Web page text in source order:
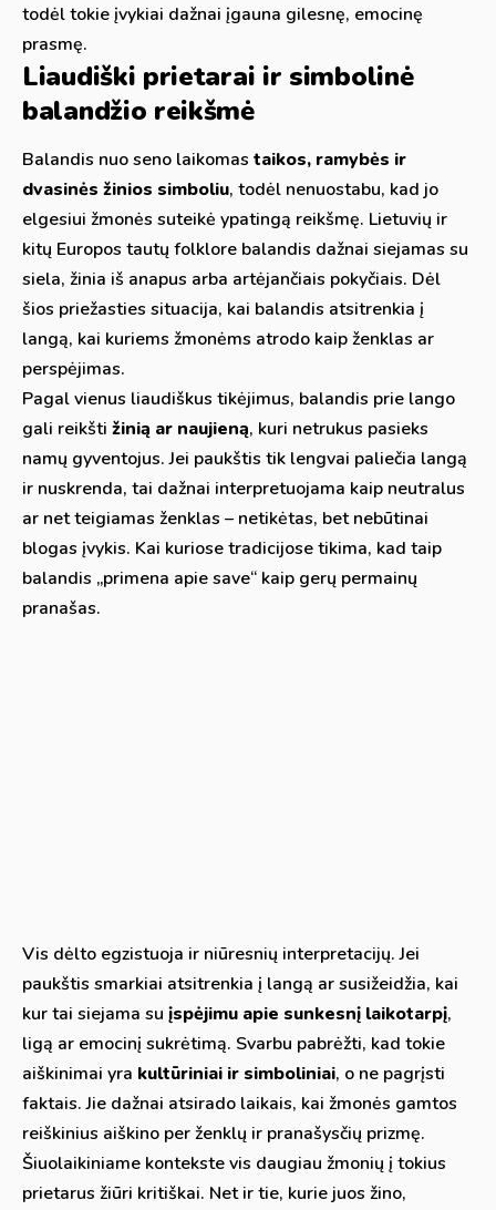
todėl tokie įvykiai dažnai įgauna gilesnę, emocinę
prasmę.
Liaudiški prietarai ir simbolinė
balandžio reikšmė
Balandis nuo seno laikomas taikos, ramybės ir
dvasinės žinios simboliu, todėl nenuostabu, kad jo
elgesiui žmonės suteikė ypatingą reikšmę. Lietuvių ir
kitų Europos tautų folklore balandis dažnai siejamas su
siela, žinia iš anapus arba artėjančiais pokyčiais. Dėl
šios priežasties situacija, kai balandis atsitrenkia į
langą, kai kuriems žmonėms atrodo kaip ženklas ar
perspėjimas.
Pagal vienus liaudiškus tikėjimus, balandis prie lango
gali reikšti žinią ar naujieną, kuri netrukus pasieks
namų gyventojus. Jei paukštis tik lengvai paliečia langą
ir nuskrenda, tai dažnai interpretuojama kaip neutralus
ar net teigiamas ženklas – netikėtas, bet nebūtinai
blogas įvykis. Kai kuriose tradicijose tikima, kad taip
balandis „primena apie save“ kaip gerų permainų
pranašas.
Vis dėlto egzistuoja ir niūresnių interpretacijų. Jei
paukštis smarkiai atsitrenkia į langą ar susižeidžia, kai
kur tai siejama su įspėjimu apie sunkesnį laikotarpį,
ligą ar emocinį sukrėtimą. Svarbu pabrėžti, kad tokie
aiškinimai yra kultūriniai ir simboliniai, o ne pagrįsti
faktais. Jie dažnai atsirado laikais, kai žmonės gamtos
reiškinius aiškino per ženklų ir pranašysčių prizmę.
Šiuolaikiniame kontekste vis daugiau žmonių į tokius
prietarus žiūri kritiškai. Net ir tie, kurie juos žino,